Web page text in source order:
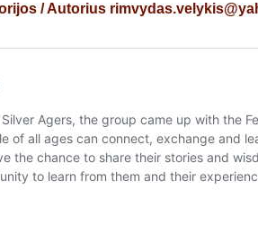
/ Autorius